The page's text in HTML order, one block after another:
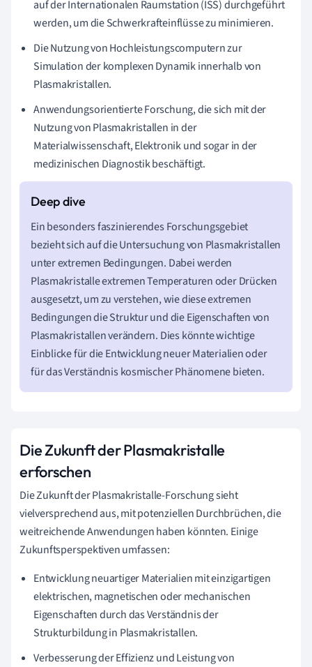
auf der Internationalen Raumstation (ISS) durchgeführt
werden, um die Schwerkrafteinflüsse zu minimieren.
Die Nutzung von Hochleistungscomputern zur
Simulation der komplexen Dynamik innerhalb von
Plasmakristallen.
Anwendungsorientierte Forschung, die sich mit der
Nutzung von Plasmakristallen in der
Materialwissenschaft, Elektronik und sogar in der
medizinischen Diagnostik beschäftigt.
Ein besonders faszinierendes Forschungsgebiet
bezieht sich auf die Untersuchung von Plasmakristallen
unter extremen Bedingungen. Dabei werden
Plasmakristalle extremen Temperaturen oder Drücken
ausgesetzt, um zu verstehen, wie diese extremen
Bedingungen die Struktur und die Eigenschaften von
Plasmakristallen verändern. Dies könnte wichtige
Einblicke für die Entwicklung neuer Materialien oder
für das Verständnis kosmischer Phänomene bieten.
Die Zukunft der Plasmakristalle
erforschen
Die Zukunft der Plasmakristalle-Forschung sieht
vielversprechend aus, mit potenziellen Durchbrüchen, die
weitreichende Anwendungen haben könnten. Einige
Zukunftsperspektiven umfassen:
Entwicklung neuartiger Materialien mit einzigartigen
elektrischen, magnetischen oder mechanischen
Eigenschaften durch das Verständnis der
Strukturbildung in Plasmakristallen.
Verbesserung der Effizienz und Leistung von